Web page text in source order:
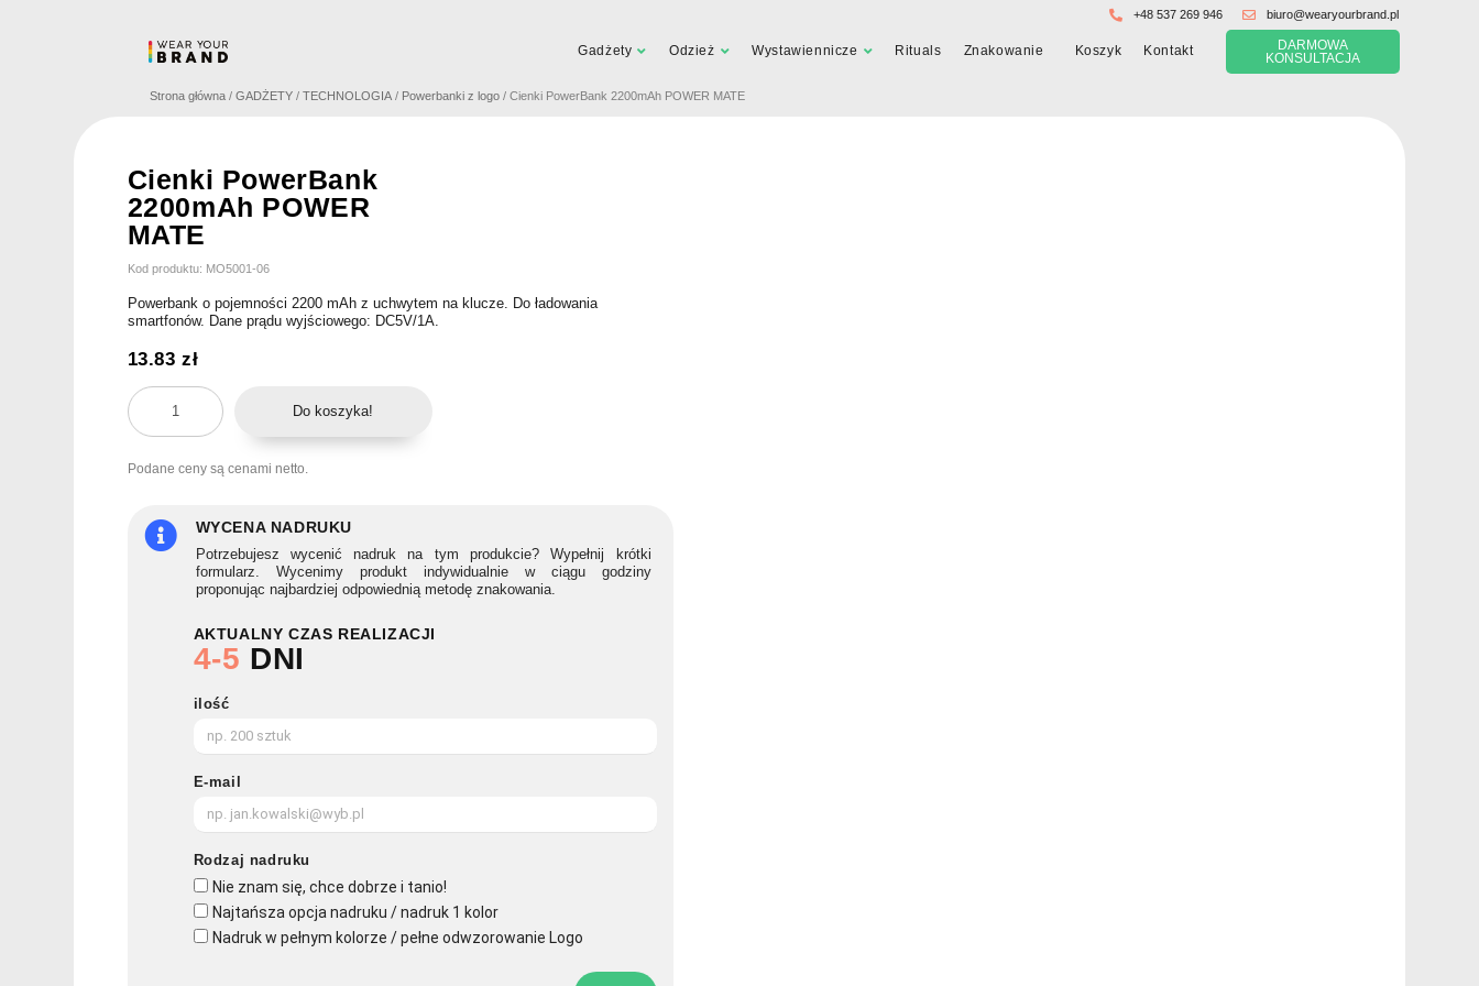
+48 537 269 946 biuro@wearyourbrand.pl
Gadżety Odzież Wystawiennicze Rituals Znakowanie Koszyk Kontakt
DARMOWA
KONSULTACJA
Strona główna /GADŻETY /TECHNOLOGIA / Powerbanki z logo / Cienki PowerBank 2200mAh POWER MATE
Cienki PowerBank
2200mAh POWER
MATE
Kod produktu: MO5001-06
Powerbank o pojemności 2200 mAh z uchwytem na klucze. Do ładowania
smartfonów. Dane prądu wyjściowego: DC5V/1A.
13.83zł
ilość
Cienki
2200mAh
MATE
Do koszyka!
Podane ceny są cenami netto.
WYCENA NADRUKU
Potrzebujesz wycenić nadruk na tym produkcie? Wypełnij krótki
formularz. Wycenimy produkt indywidualnie w ciągu godziny
proponując najbardziej odpowiednią metodę znakowania.
AKTUALNY CZAS REALIZACJI
4-5 DNI
ilość
E-mail
Rodzaj nadruku
Nie znam się, chce dobrze i tanio!
Najtańsza opcja nadruku / nadruk 1 kolor
Nadruk w pełnym kolorze / pełne odwzorowanie Logo